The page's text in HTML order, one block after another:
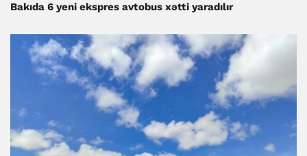
Bakıda 6 yeni ekspres avtobus xətti yaradılır